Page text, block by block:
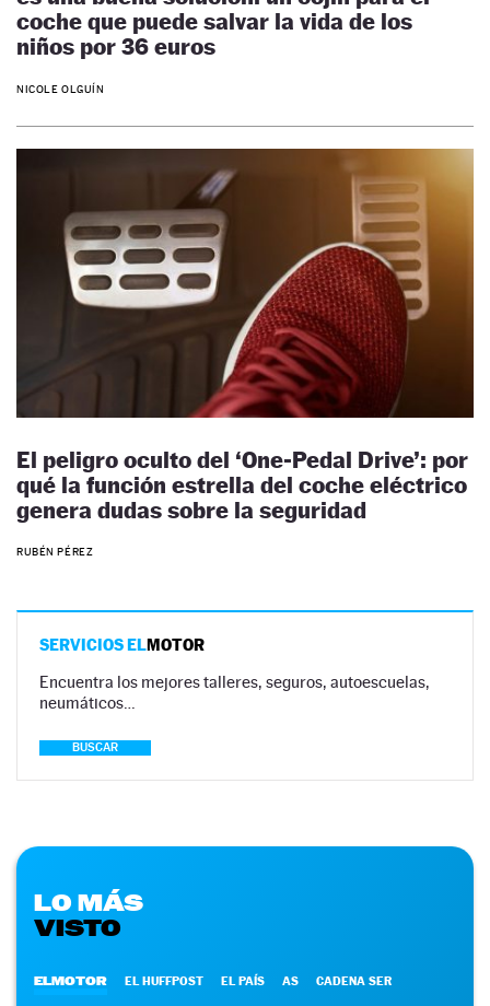
coche que puede salvar la vida de los
niños por 36 euros
NICOLE OLGUÍN
El peligro oculto del ‘One-Pedal Drive’: por
qué la función estrella del coche eléctrico
genera dudas sobre la seguridad
RUBÉN PÉREZ
SERVICIOS ELMOTOR
Encuentra los mejores talleres, seguros, autoescuelas,
neumáticos…
BUSCAR
LO MÁS
VISTO
ELMOTOR EL HUFFPOST EL PAÍS AS CADENA SER